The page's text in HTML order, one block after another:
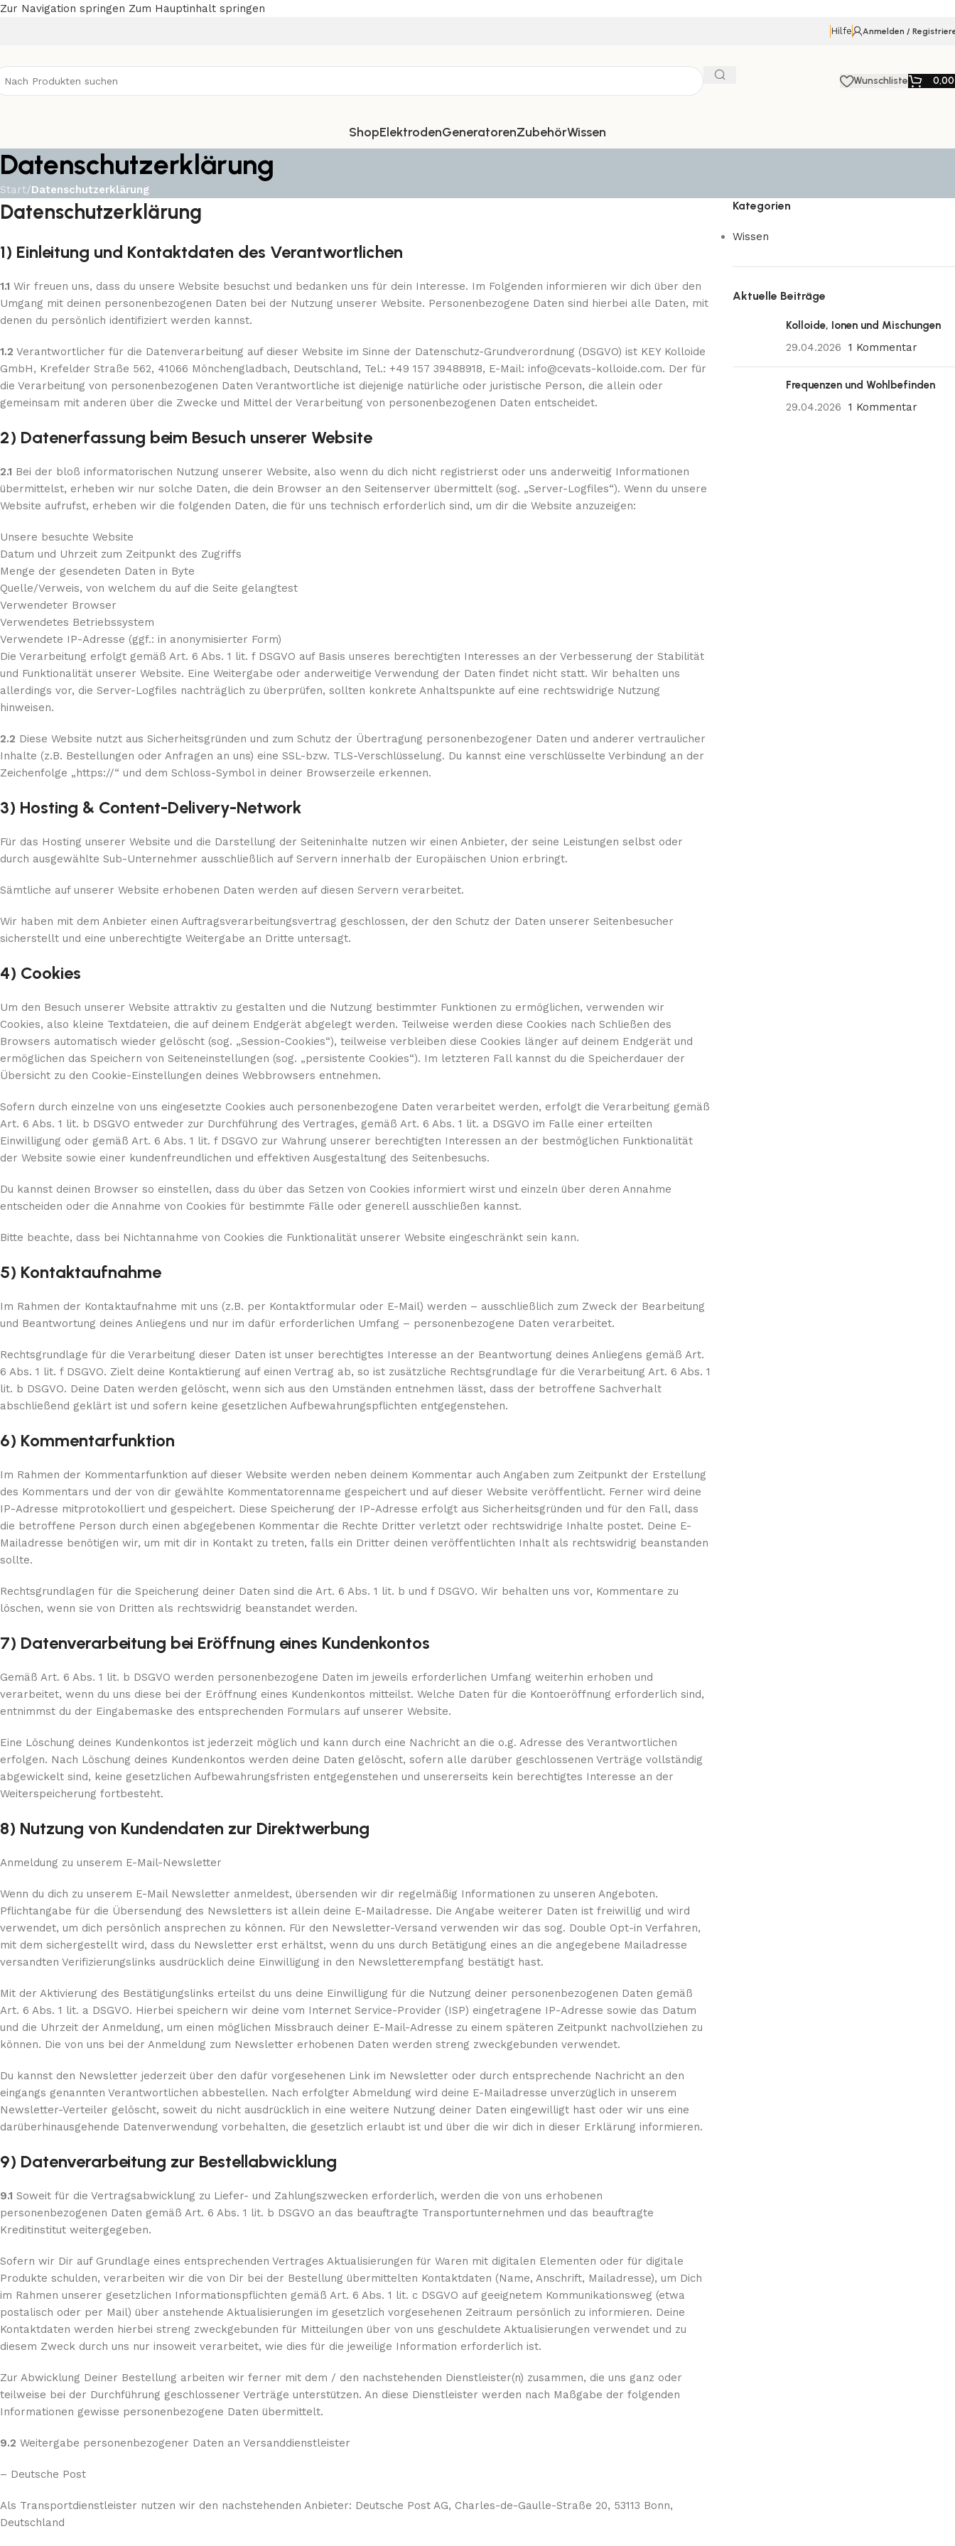
Zur Navigation springen Zum Hauptinhalt springen
Hilfe Anmelden /
Wunschliste
ShopElektrodenGeneratorenZubehörWissen
Datenschutzerklärung
Start/Datenschutzerklärung
Datenschutzerklärung
1) Einleitung und Kontaktdaten des Verantwortlichen
1.1 Wir freuen uns, dass du unsere Website besuchst und bedanken uns für dein Interesse. Im Folgenden informieren wir dich über den
Umgang mit deinen personenbezogenen Daten bei der Nutzung unserer Website. Personenbezogene Daten sind hierbei alle Daten, mit
denen du persönlich identifiziert werden kannst.
1.2 Verantwortlicher für die Datenverarbeitung auf dieser Website im Sinne der Datenschutz-Grundverordnung (DSGVO) ist KEY Kolloide
GmbH, Krefelder Straße 562, 41066 Mönchengladbach, Deutschland, Tel.: +49 157 39488918, E-Mail: info@cevats-kolloide.com. Der für
die Verarbeitung von personenbezogenen Daten Verantwortliche ist diejenige natürliche oder juristische Person, die allein oder
gemeinsam mit anderen über die Zwecke und Mittel der Verarbeitung von personenbezogenen Daten entscheidet.
2) Datenerfassung beim Besuch unserer Website
2.1 Bei der bloß informatorischen Nutzung unserer Website, also wenn du dich nicht registrierst oder uns anderweitig Informationen
übermittelst, erheben wir nur solche Daten, die dein Browser an den Seitenserver übermittelt (sog. „Server-Logfiles“). Wenn du unsere
Website aufrufst, erheben wir die folgenden Daten, die für uns technisch erforderlich sind, um dir die Website anzuzeigen:
Unsere besuchte Website
Datum und Uhrzeit zum Zeitpunkt des Zugriffs
Menge der gesendeten Daten in Byte
Quelle/Verweis, von welchem du auf die Seite gelangtest
Verwendeter Browser
Verwendetes Betriebssystem
Verwendete IP-Adresse (ggf.: in anonymisierter Form)
Die Verarbeitung erfolgt gemäß Art. 6 Abs. 1 lit. f DSGVO auf Basis unseres berechtigten Interesses an der Verbesserung der Stabilität
und Funktionalität unserer Website. Eine Weitergabe oder anderweitige Verwendung der Daten findet nicht statt. Wir behalten uns
allerdings vor, die Server-Logfiles nachträglich zu überprüfen, sollten konkrete Anhaltspunkte auf eine rechtswidrige Nutzung
hinweisen.
2.2 Diese Website nutzt aus Sicherheitsgründen und zum Schutz der Übertragung personenbezogener Daten und anderer vertraulicher
Inhalte (z.B. Bestellungen oder Anfragen an uns) eine SSL-bzw. TLS-Verschlüsselung. Du kannst eine verschlüsselte Verbindung an der
Zeichenfolge „https://“ und dem Schloss-Symbol in deiner Browserzeile erkennen.
3) Hosting & Content-Delivery-Network
Für das Hosting unserer Website und die Darstellung der Seiteninhalte nutzen wir einen Anbieter, der seine Leistungen selbst oder
durch ausgewählte Sub-Unternehmer ausschließlich auf Servern innerhalb der Europäischen Union erbringt.
Sämtliche auf unserer Website erhobenen Daten werden auf diesen Servern verarbeitet.
Wir haben mit dem Anbieter einen Auftragsverarbeitungsvertrag geschlossen, der den Schutz der Daten unserer Seitenbesucher
sicherstellt und eine unberechtigte Weitergabe an Dritte untersagt.
4) Cookies
Um den Besuch unserer Website attraktiv zu gestalten und die Nutzung bestimmter Funktionen zu ermöglichen, verwenden wir
Cookies, also kleine Textdateien, die auf deinem Endgerät abgelegt werden. Teilweise werden diese Cookies nach Schließen des
Browsers automatisch wieder gelöscht (sog. „Session-Cookies“), teilweise verbleiben diese Cookies länger auf deinem Endgerät und
ermöglichen das Speichern von Seiteneinstellungen (sog. „persistente Cookies“). Im letzteren Fall kannst du die Speicherdauer der
Übersicht zu den Cookie-Einstellungen deines Webbrowsers entnehmen.
Sofern durch einzelne von uns eingesetzte Cookies auch personenbezogene Daten verarbeitet werden, erfolgt die Verarbeitung gemäß
Art. 6 Abs. 1 lit. b DSGVO entweder zur Durchführung des Vertrages, gemäß Art. 6 Abs. 1 lit. a DSGVO im Falle einer erteilten
Einwilligung oder gemäß Art. 6 Abs. 1 lit. f DSGVO zur Wahrung unserer berechtigten Interessen an der bestmöglichen Funktionalität
der Website sowie einer kundenfreundlichen und effektiven Ausgestaltung des Seitenbesuchs.
Du kannst deinen Browser so einstellen, dass du über das Setzen von Cookies informiert wirst und einzeln über deren Annahme
entscheiden oder die Annahme von Cookies für bestimmte Fälle oder generell ausschließen kannst.
Bitte beachte, dass bei Nichtannahme von Cookies die Funktionalität unserer Website eingeschränkt sein kann.
5) Kontaktaufnahme
Im Rahmen der Kontaktaufnahme mit uns (z.B. per Kontaktformular oder E-Mail) werden – ausschließlich zum Zweck der Bearbeitung
und Beantwortung deines Anliegens und nur im dafür erforderlichen Umfang – personenbezogene Daten verarbeitet.
Rechtsgrundlage für die Verarbeitung dieser Daten ist unser berechtigtes Interesse an der Beantwortung deines Anliegens gemäß Art.
6 Abs. 1 lit. f DSGVO. Zielt deine Kontaktierung auf einen Vertrag ab, so ist zusätzliche Rechtsgrundlage für die Verarbeitung Art. 6 Abs. 1
lit. b DSGVO. Deine Daten werden gelöscht, wenn sich aus den Umständen entnehmen lässt, dass der betroffene Sachverhalt
abschließend geklärt ist und sofern keine gesetzlichen Aufbewahrungspflichten entgegenstehen.
6) Kommentarfunktion
Im Rahmen der Kommentarfunktion auf dieser Website werden neben deinem Kommentar auch Angaben zum Zeitpunkt der Erstellung
des Kommentars und der von dir gewählte Kommentatorenname gespeichert und auf dieser Website veröffentlicht. Ferner wird deine
IP-Adresse mitprotokolliert und gespeichert. Diese Speicherung der IP-Adresse erfolgt aus Sicherheitsgründen und für den Fall, dass
die betroffene Person durch einen abgegebenen Kommentar die Rechte Dritter verletzt oder rechtswidrige Inhalte postet. Deine E-
Mailadresse benötigen wir, um mit dir in Kontakt zu treten, falls ein Dritter deinen veröffentlichten Inhalt als rechtswidrig beanstanden
sollte.
Rechtsgrundlagen für die Speicherung deiner Daten sind die Art. 6 Abs. 1 lit. b und f DSGVO. Wir behalten uns vor, Kommentare zu
löschen, wenn sie von Dritten als rechtswidrig beanstandet werden.
7) Datenverarbeitung bei Eröffnung eines Kundenkontos
Gemäß Art. 6 Abs. 1 lit. b DSGVO werden personenbezogene Daten im jeweils erforderlichen Umfang weiterhin erhoben und
verarbeitet, wenn du uns diese bei der Eröffnung eines Kundenkontos mitteilst. Welche Daten für die Kontoeröffnung erforderlich sind,
entnimmst du der Eingabemaske des entsprechenden Formulars auf unserer Website.
Eine Löschung deines Kundenkontos ist jederzeit möglich und kann durch eine Nachricht an die o.g. Adresse des Verantwortlichen
erfolgen. Nach Löschung deines Kundenkontos werden deine Daten gelöscht, sofern alle darüber geschlossenen Verträge vollständig
abgewickelt sind, keine gesetzlichen Aufbewahrungsfristen entgegenstehen und unsererseits kein berechtigtes Interesse an der
Weiterspeicherung fortbesteht.
8) Nutzung von Kundendaten zur Direktwerbung
Anmeldung zu unserem E-Mail-Newsletter
Wenn du dich zu unserem E-Mail Newsletter anmeldest, übersenden wir dir regelmäßig Informationen zu unseren Angeboten.
Pflichtangabe für die Übersendung des Newsletters ist allein deine E-Mailadresse. Die Angabe weiterer Daten ist freiwillig und wird
verwendet, um dich persönlich ansprechen zu können. Für den Newsletter-Versand verwenden wir das sog. Double Opt-in Verfahren,
mit dem sichergestellt wird, dass du Newsletter erst erhältst, wenn du uns durch Betätigung eines an die angegebene Mailadresse
versandten Verifizierungslinks ausdrücklich deine Einwilligung in den Newsletterempfang bestätigt hast.
Mit der Aktivierung des Bestätigungslinks erteilst du uns deine Einwilligung für die Nutzung deiner personenbezogenen Daten gemäß
Art. 6 Abs. 1 lit. a DSGVO. Hierbei speichern wir deine vom Internet Service-Provider (ISP) eingetragene IP-Adresse sowie das Datum
und die Uhrzeit der Anmeldung, um einen möglichen Missbrauch deiner E-Mail-Adresse zu einem späteren Zeitpunkt nachvollziehen zu
können. Die von uns bei der Anmeldung zum Newsletter erhobenen Daten werden streng zweckgebunden verwendet.
Du kannst den Newsletter jederzeit über den dafür vorgesehenen Link im Newsletter oder durch entsprechende Nachricht an den
eingangs genannten Verantwortlichen abbestellen. Nach erfolgter Abmeldung wird deine E-Mailadresse unverzüglich in unserem
Newsletter-Verteiler gelöscht, soweit du nicht ausdrücklich in eine weitere Nutzung deiner Daten eingewilligt hast oder wir uns eine
darüberhinausgehende Datenverwendung vorbehalten, die gesetzlich erlaubt ist und über die wir dich in dieser Erklärung informieren.
9) Datenverarbeitung zur Bestellabwicklung
9.1 Soweit für die Vertragsabwicklung zu Liefer- und Zahlungszwecken erforderlich, werden die von uns erhobenen
personenbezogenen Daten gemäß Art. 6 Abs. 1 lit. b DSGVO an das beauftragte Transportunternehmen und das beauftragte
Kreditinstitut weitergegeben.
Sofern wir Dir auf Grundlage eines entsprechenden Vertrages Aktualisierungen für Waren mit digitalen Elementen oder für digitale
Produkte schulden, verarbeiten wir die von Dir bei der Bestellung übermittelten Kontaktdaten (Name, Anschrift, Mailadresse), um Dich
im Rahmen unserer gesetzlichen Informationspflichten gemäß Art. 6 Abs. 1 lit. c DSGVO auf geeignetem Kommunikationsweg (etwa
postalisch oder per Mail) über anstehende Aktualisierungen im gesetzlich vorgesehenen Zeitraum persönlich zu informieren. Deine
Kontaktdaten werden hierbei streng zweckgebunden für Mitteilungen über von uns geschuldete Aktualisierungen verwendet und zu
diesem Zweck durch uns nur insoweit verarbeitet, wie dies für die jeweilige Information erforderlich ist.
Zur Abwicklung Deiner Bestellung arbeiten wir ferner mit dem / den nachstehenden Dienstleister(n) zusammen, die uns ganz oder
teilweise bei der Durchführung geschlossener Verträge unterstützen. An diese Dienstleister werden nach Maßgabe der folgenden
Informationen gewisse personenbezogene Daten übermittelt.
9.2 Weitergabe personenbezogener Daten an Versanddienstleister
– Deutsche Post
Als Transportdienstleister nutzen wir den nachstehenden Anbieter: Deutsche Post AG, Charles-de-Gaulle-Straße 20, 53113 Bonn,
Deutschland
Kategorien
Wissen
Aktuelle Beiträge
Kolloide, Ionen und Mischungen
29.04.2026
1 Kommentar
Frequenzen und Wohlbefinden
29.04.2026
1 Kommentar